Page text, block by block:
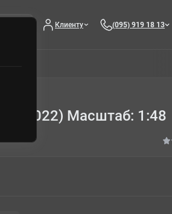
Клиенту (095) 919 18 13
Масштаб: 1:48